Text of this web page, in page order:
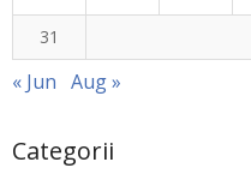
31
« Jun Aug »
Categorii